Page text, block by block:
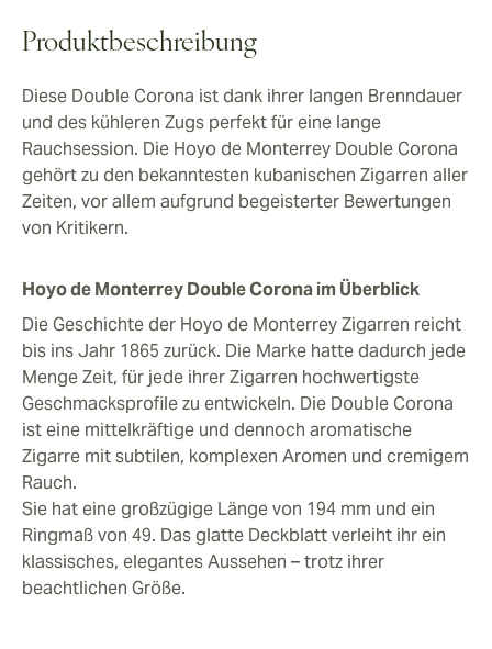
letzten Drittel genau das bietet, was Kenner sich
wünschen.
Leder- und Holznoten sind das gesamte Raucherlebnis
über zu schmecken. Selbst mit den süßen und würzigen
Noten schmeckt die Zigarre daher insgesamt herzhaft,
weshalb sie am besten zu einem Single Malt Whisky
passt. Die Brenndauer beträgt zwischen 90 Minuten
und 2 Stunden, was diese Zigarre zu einer
hervorragenden Wahl für einen entspannten,
Produktbeschreibung
Diese Double Corona ist dank ihrer langen Brenndauer
und des kühleren Zugs perfekt für eine lange
Rauchsession. Die Hoyo de Monterrey Double Corona
gehört zu den bekanntesten kubanischen Zigarren aller
Zeiten, vor allem aufgrund begeisterter Bewertungen
von Kritikern.
Hoyo de Monterrey Double Corona im Überblick
Die Geschichte der Hoyo de Monterrey Zigarren reicht
bis ins Jahr 1865 zurück. Die Marke hatte dadurch jede
Menge Zeit, für jede ihrer Zigarren hochwertigste
Geschmacksprofile zu entwickeln. Die Double Corona
ist eine mittelkräftige und dennoch aromatische
Zigarre mit subtilen, komplexen Aromen und cremigem
Rauch.
Sie hat eine großzügige Länge von 194 mm und ein
Ringmaß von 49. Das glatte Deckblatt verleiht ihr ein
klassisches, elegantes Aussehen – trotz ihrer
beachtlichen Größe.